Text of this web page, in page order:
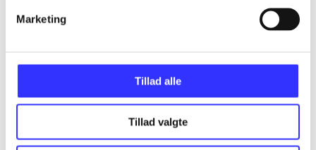
Marketing
Tillad alle
Tillad valgte
...
...